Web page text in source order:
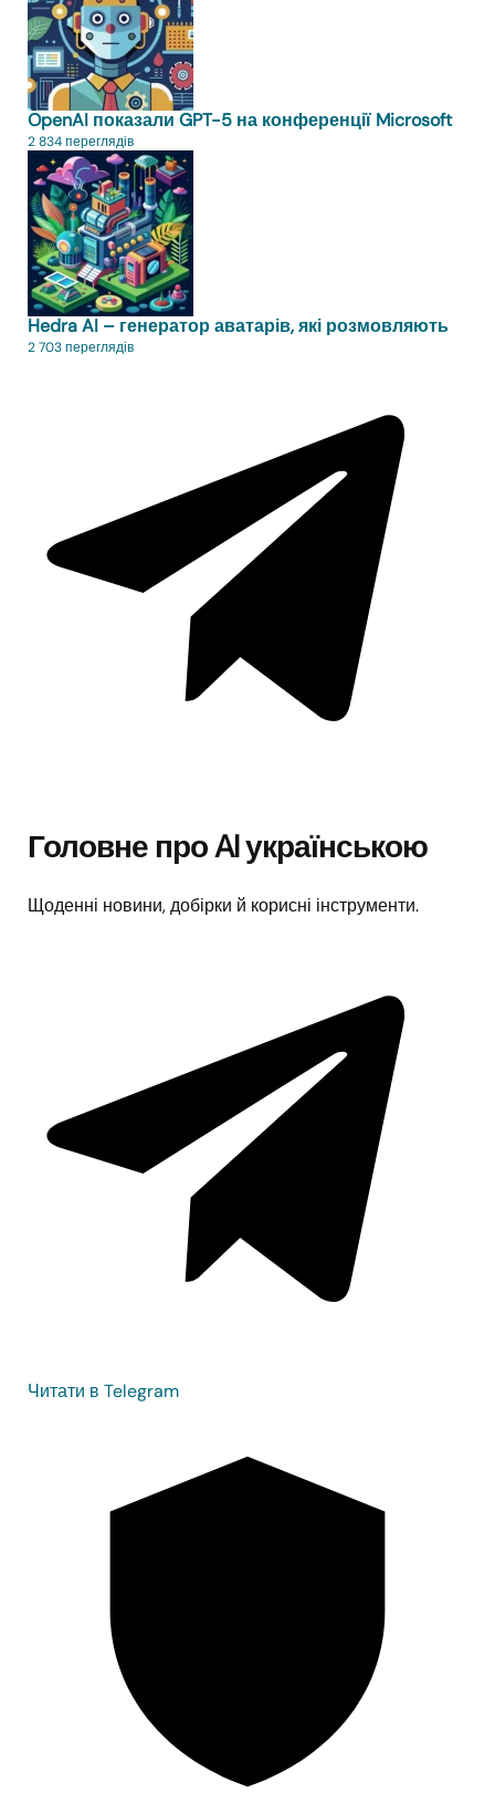
OpenAI показали GPT-5 на конференції Microsoft
2 834 переглядів
Hedra AI – генератор аватарів, які розмовляють
2 703 переглядів
Головне про AI українською
Щоденні новини, добірки й корисні інструменти.
Читати в Telegram